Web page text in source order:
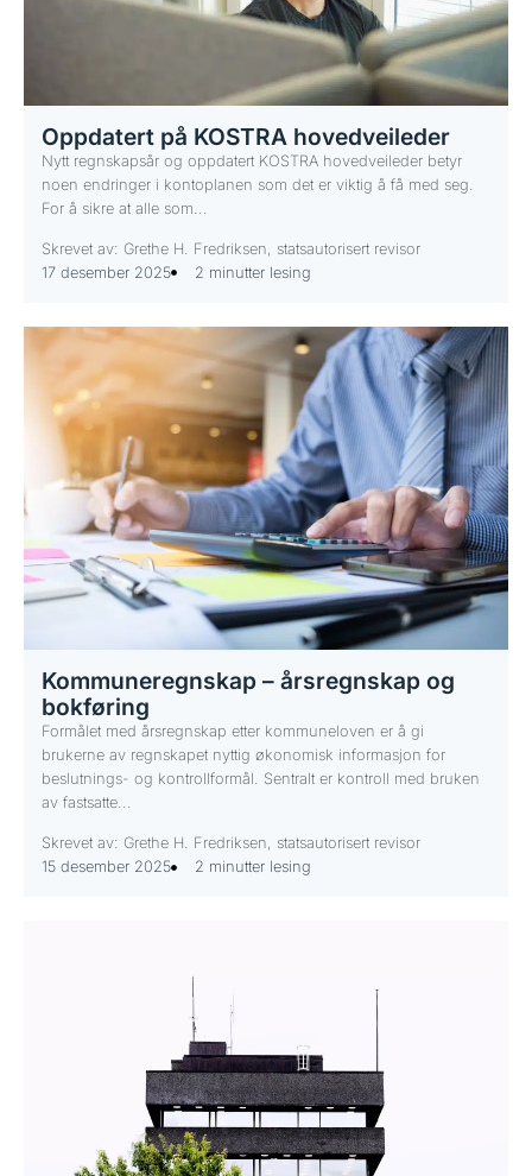
Oppdatert på KOSTRA hovedveileder
Nytt regnskapsår og oppdatert KOSTRA hovedveileder betyr
noen endringer i kontoplanen som det er viktig å få med seg.
For å sikre at alle som...
Skrevet av: Grethe H. Fredriksen, statsautorisert revisor
17 desember 2025
2 minutter lesing
Kommuneregnskap – årsregnskap og
bokføring
Formålet med årsregnskap etter kommuneloven er å gi
brukerne av regnskapet nyttig økonomisk informasjon for
beslutnings- og kontrollformål. Sentralt er kontroll med bruken
av fastsatte...
Skrevet av: Grethe H. Fredriksen, statsautorisert revisor
15 desember 2025
2 minutter lesing